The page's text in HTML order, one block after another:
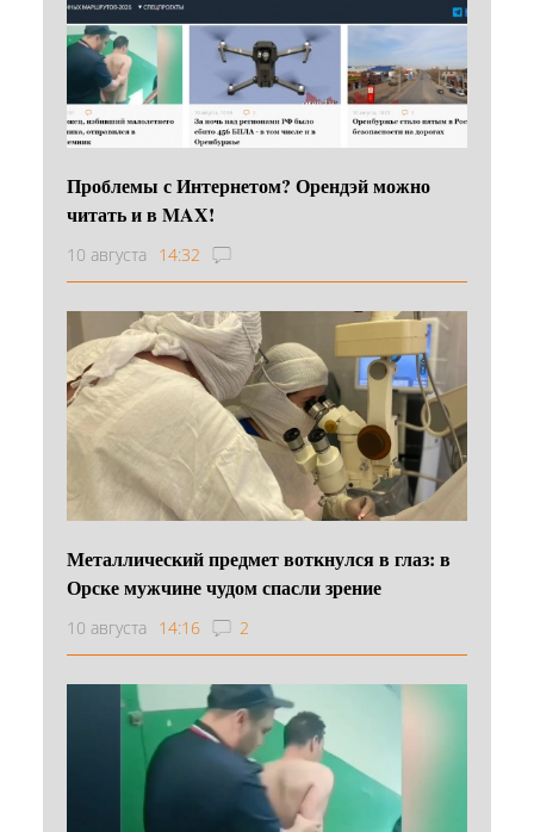
Проблемы с Интернетом? Орендэй можно
читать и в MAX!
10 августа 14:32
Металлический предмет воткнулся в глаз: в
Орске мужчине чудом спасли зрение
10 августа 14:16 2